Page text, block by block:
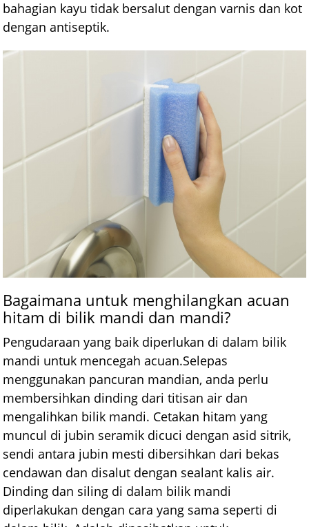
bahagian kayu tidak bersalut dengan varnis dan kot
dengan antiseptik.
Bagaimana untuk menghilangkan acuan
hitam di bilik mandi dan mandi?
Pengudaraan yang baik diperlukan di dalam bilik
mandi untuk mencegah acuan.Selepas
menggunakan pancuran mandian, anda perlu
membersihkan dinding dari titisan air dan
mengalihkan bilik mandi. Cetakan hitam yang
muncul di jubin seramik dicuci dengan asid sitrik,
sendi antara jubin mesti dibersihkan dari bekas
cendawan dan disalut dengan sealant kalis air.
Dinding dan siling di dalam bilik mandi
diperlakukan dengan cara yang sama seperti di